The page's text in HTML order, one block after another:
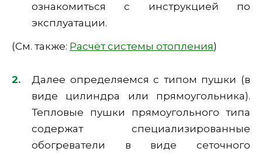
ознакомиться с инструкцией по
эксплуатации.
(См. также: Расчёт системы отопления)
Далее определяемся с типом пушки (в
виде цилиндра или прямоугольника).
Тепловые пушки прямоугольного типа
содержат специализированные
обогреватели в виде сеточного